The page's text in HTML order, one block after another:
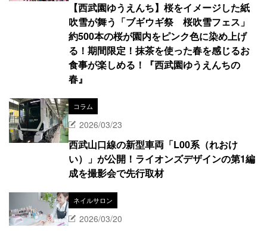
【西武園ゆうえんち】桜をイメージした紙
吹雪が舞う「ブギウギ祭 桜吹雪フェス」
約500本の桜が園内をピンク色に染め上げ
る！期間限定！抹茶を使った春を感じるお
食事が楽しめる！『西武園ゆうえんちの
春』
コラム
2026/03/23
西武山口線の新型車両「L00系（れおけ
い）」が公開！ライオンズデザインの第1編
成を撮影会で先行取材
ネイルサロン
2026/03/20